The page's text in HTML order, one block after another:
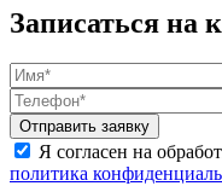
Записаться на
Я согласен на
политика